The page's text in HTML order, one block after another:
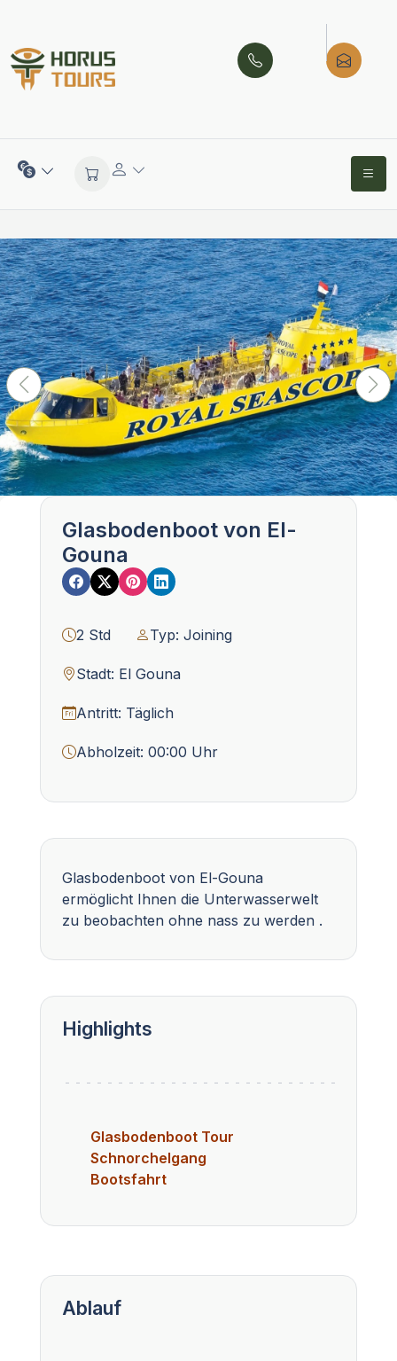
Glasbodenboot von El-
Gouna
2 Std Typ: Joining
Stadt: El Gouna
Antritt: Täglich
Abholzeit: 00:00 Uhr
Glasbodenboot von El-Gouna
ermöglicht Ihnen die Unterwasserwelt
zu beobachten ohne nass zu werden .
Highlights
Glasbodenboot Tour
Schnorchelgang
Bootsfahrt
Ablauf